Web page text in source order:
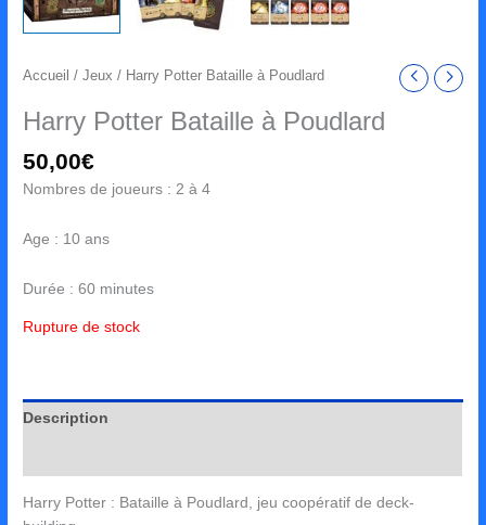
Accueil /Jeux / Harry Potter Bataille à Poudlard
Harry Potter Bataille à Poudlard
50,00€
Nombres de joueurs : 2 à 4
Age : 10 ans
Durée : 60 minutes
Rupture de stock
Description
Harry Potter : Bataille à Poudlard, jeu coopératif de deck-